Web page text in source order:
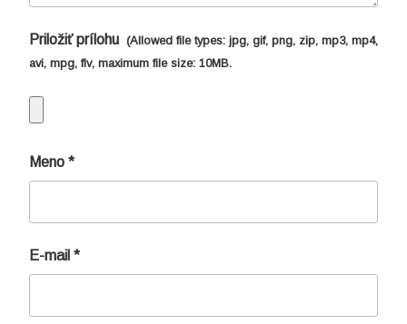
Priložiť prílohu (Allowed file types: jpg, gif, png, zip, mp3, mp4,
avi, mpg, flv, maximum file size: 10MB.
Meno *
E-mail *